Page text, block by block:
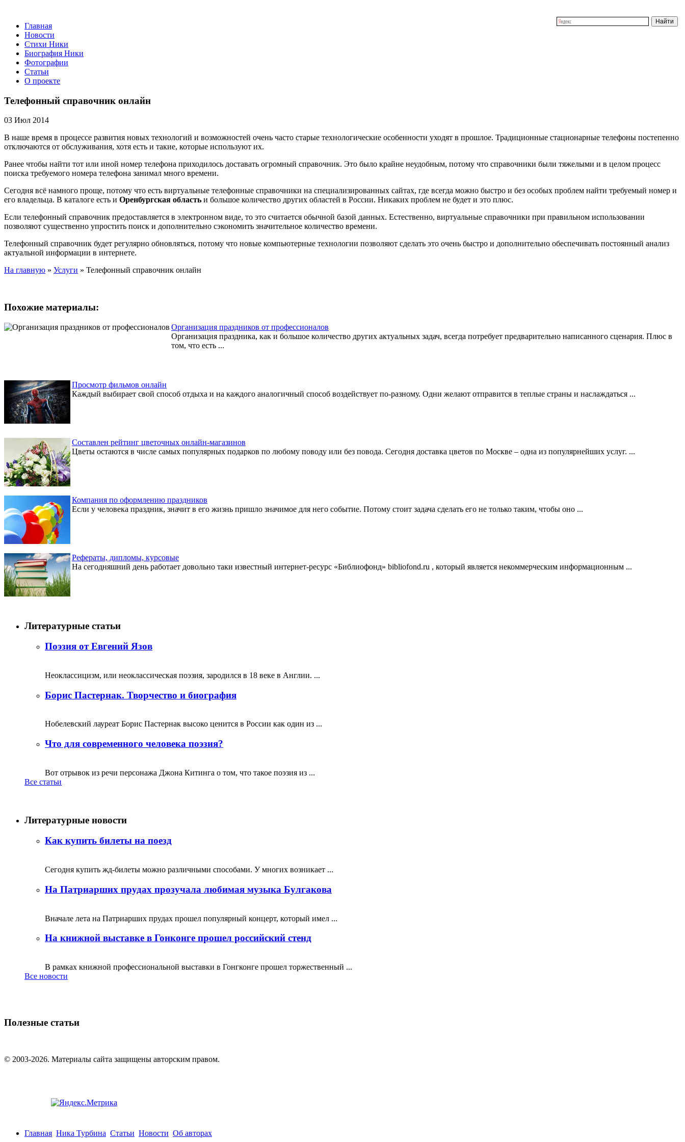
Главная
Новости
Стихи Ники
Биография Ники
Фотографии
Статьи
О проекте
Телефонный справочник онлайн
03 Июл 2014
В наше время в процессе развития новых технологий и возможностей очень часто старые технологические особенности уходят в прошлое. Традиционные стационарные телефоны постепенно
отключаются от обслуживания, хотя есть и такие, которые используют их.
Ранее чтобы найти тот или иной номер телефона приходилось доставать огромный справочник. Это было крайне неудобным, потому что справочники были тяжелыми и в целом процесс
поиска требуемого номера телефона занимал много времени.
Сегодня всё намного проще, потому что есть виртуальные телефонные справочники на специализированных сайтах, где всегда можно быстро и без особых проблем найти требуемый номер и
его владельца. В каталоге есть и Оренбургская область и большое количество других областей в России. Никаких проблем не будет и это плюс.
Если телефонный справочник предоставляется в электронном виде, то это считается обычной базой данных. Естественно, виртуальные справочники при правильном использовании
позволяют существенно упростить поиск и дополнительно сэкономить значительное количество времени.
Телефонный справочник будет регулярно обновляться, потому что новые компьютерные технологии позволяют сделать это очень быстро и дополнительно обеспечивать постоянный анализ
актуальной информации в интернете.
На главную » Услуги » Телефонный справочник онлайн
Похожие материалы:
Организация праздников от профессионалов
Организация праздника, как и большое количество других актуальных задач, всегда потребует предварительно написанного сценария. Плюс в
том, что есть ...
Просмотр фильмов онлайн
Каждый выбирает свой способ отдыха и на каждого аналогичный способ воздействует по-разному. Одни желают отправится в теплые страны и наслаждаться ...
Составлен рейтинг цветочных онлайн-магазинов
Цветы остаются в числе самых популярных подарков по любому поводу или без повода. Сегодня доставка цветов по Москве – одна из популярнейших услуг. ...
Компания по оформлению праздников
Если у человека праздник, значит в его жизнь пришло значимое для него событие. Потому стоит задача сделать его не только таким, чтобы оно ...
Рефераты, дипломы, курсовые
На сегодняшний день работает довольно таки известный интернет-ресурс «Библиофонд» bibliofond.ru , который является некоммерческим информационным ...
Литературные статьи
Поэзия от Евгений Язов
Неоклассицизм, или неоклассическая поэзия, зародился в 18 веке в Англии. ...
Борис Пастернак. Творчество и биография
Нобелевский лауреат Борис Пастернак высоко ценится в России как один из ...
Что для современного человека поэзия?
Вот отрывок из речи персонажа Джона Китинга о том, что такое поэзия из ...
Все статьи
Литературные новости
Как купить билеты на поезд
Сегодня купить жд-билеты можно различными способами. У многих возникает ...
На Патриарших прудах прозучала любимая музыка Булгакова
Вначале лета на Патриарших прудах прошел популярный концерт, который имел ...
На книжной выставке в Гонконге прошел российский стенд
В рамках книжной профессиональной выставки в Гонгконге прошел торжественный ...
Все новости
Полезные статьи
© 2003-2026. Материалы сайта защищены авторским правом.
Главная Ника Турбина Статьи Новости Об авторах